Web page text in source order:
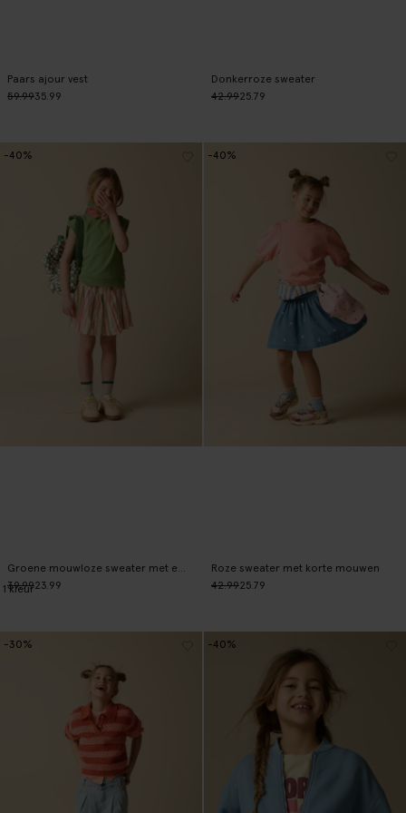
Paars ajour vest
59.9935.99
Donkerroze sweater
42.9925.79
Groene mouwloze sweater met embroidery
39.9923.99
-40%
1kleur
Roze sweater met korte mouwen
42.9925.79
-40%
-30% -40%